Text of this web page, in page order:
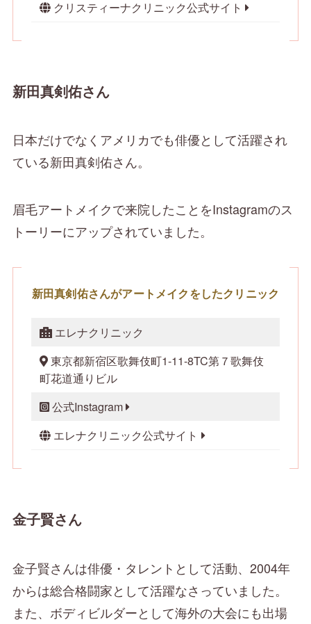
クリスティーナクリニック公式サイト
新田真剣佑さん
日本だけでなくアメリカでも俳優として活躍され
ている新田真剣佑さん。
眉毛アートメイクで来院したことをInstagramのス
トーリーにアップされていました。
新田真剣佑さんがアートメイクをしたクリニック
エレナクリニック
東京都新宿区歌舞伎町1-11-8TC第７歌舞伎
町花道通りビル
公式Instagram
エレナクリニック公式サイト
金子賢さん
金子賢さんは俳優・タレントとして活動、2004年
からは総合格闘家として活躍なさっていました。
また、ボディビルダーとして海外の大会にも出場